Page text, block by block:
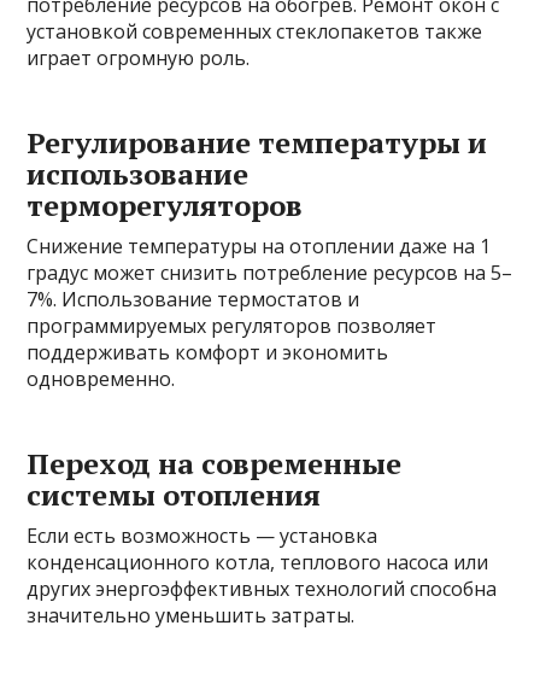
установкой современных стеклопакетов также
играет огромную роль.
Регулирование температуры и
использование
терморегуляторов
Снижение температуры на отоплении даже на 1
градус может снизить потребление ресурсов на 5–
7%. Использование термостатов и
программируемых регуляторов позволяет
поддерживать комфорт и экономить
одновременно.
Переход на современные
системы отопления
Если есть возможность — установка
конденсационного котла, теплового насоса или
других энергоэффективных технологий способна
значительно уменьшить затраты.